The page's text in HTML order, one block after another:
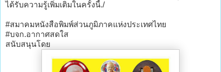
ได้รับความรู้เพิ่มเติมในครั้งนี้./
#สมาคมหนังสือพิมพ์ส่วนภูมิภาคแห่งประเทศไทย
#บจก.อากาศสดใส
สนับสนุนโดย